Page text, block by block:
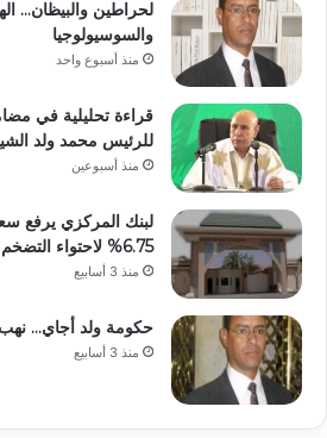
لحراطين والبيظان…
والسوسيولوجيا
منذ أسبوع واحد
قراءة تحليلية في
للرئيس محمد ولد
منذ أسبوعين
لبنك المركزي يرفع
6.75% لاحتواء التضخم
منذ 3 أسابيع
حكومة ولد أجاي…
منذ 3 أسابيع